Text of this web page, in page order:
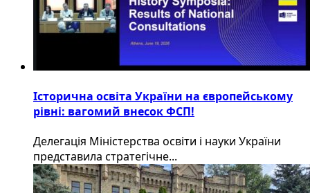
Історична освіта України на європейському
рівні: вагомий внесок ФСП!
Делегація Міністерства освіти і науки України
представила стратегічне...